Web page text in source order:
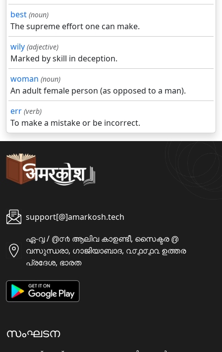
best (noun)
The supreme effort one can make.
wily (adjective)
Marked by skill in deception.
woman (noun)
An adult female person (as opposed to a man).
err (verb)
To make a mistake or be incorrect.
support[@]amarkosh.tech
ഏ-൮ / ൫൦൪ ആലിവ കാഉണ്ടീ, സൈക്ടര ൫
വസുന്ധരാ, ഗാജിയാബാദ, ൨൦൧൦൧൨ ഉത്തര
പ്രദേശ, ഭാരത
സംഘടന